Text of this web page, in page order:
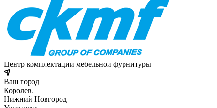
Центр комплектации мебельной фурнитуры
Ваш город
Королев
Нижний Новгород